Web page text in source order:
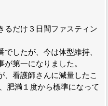
るだけ３日間ファスティン
したが、今は体型維持、
第一になりました。
、看護師さんに減量したこ
肥満１度から標準になって